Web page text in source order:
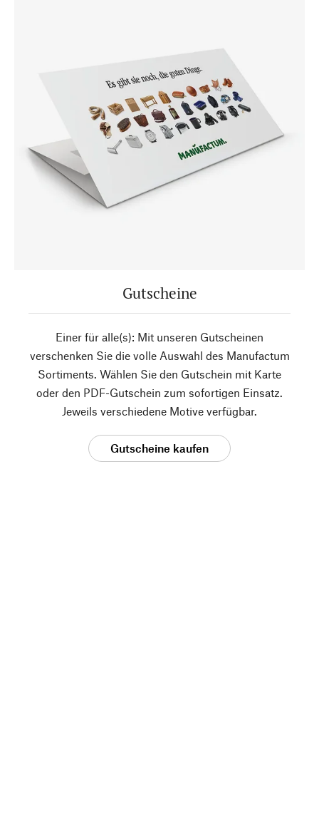
Gutscheine
Einer für alle(s): Mit unseren Gutscheinen
verschenken Sie die volle Auswahl des Manufactum
Sortiments. Wählen Sie den Gutschein mit Karte
oder den PDF-Gutschein zum sofortigen Einsatz.
Jeweils verschiedene Motive verfügbar.
Gutscheine kaufen